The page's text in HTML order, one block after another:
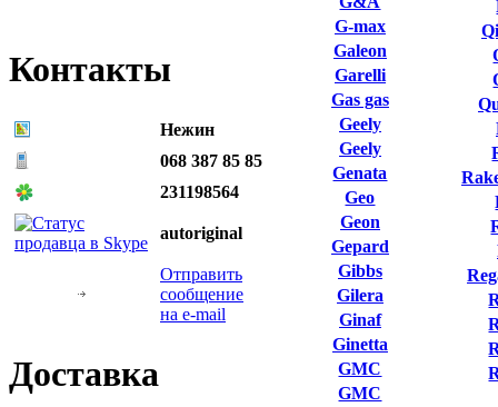
Контакты
Нежин
068 387 85 85
231198564
autoriginal
Отправить
сообщение
на e-mail
Доставка
G-max
Galeon
Garelli
Gas gas
Geely
Geely
Genata
Geo
Geon
Gepard
Gibbs
Gilera
Ginaf
Ginetta
GMC
GMC